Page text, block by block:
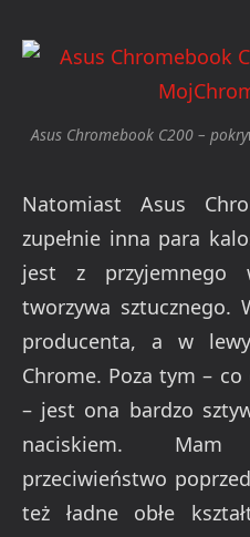
Asus Chromebook C200 –
Natomiast Asus
zupełnie inna para
jest z przyjemnego
tworzywa sztucznego.
producenta, a w
Chrome. Poza tym –
– jest ona bardzo
naciskiem.
przeciwieństwo
też ładne obłe